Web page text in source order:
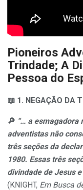
Pioneiros
Trindade; A
Pessoa do
📖 1. NEGAÇÃO DA
🔎 “… a esmagadora
adventistas não
três seções da
1980. Essas três
divindade de Jesus
(KNIGHT, Em Busca